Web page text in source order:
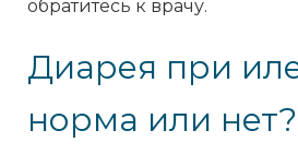
обратитесь к врачу.
Диарея при
норма или нет?